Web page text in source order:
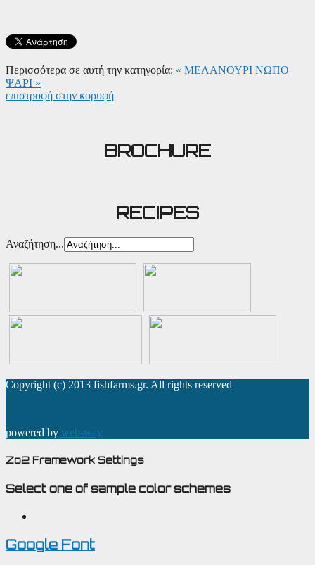
Περισσότερα σε αυτή την κατηγορία: « ΜΕΛΑΝΟΥΡΙ ΝΩΠΟ
ΨΑΡΙ »
επιστροφή στην κορυφή
BROCHURE
RECIPES
Αναζήτηση...
Copyright (c) 2013 fishfarms.gr. All rights reserved
powered by web-way
Zo2 Framework Settings
Select one of sample color schemes
Google Font